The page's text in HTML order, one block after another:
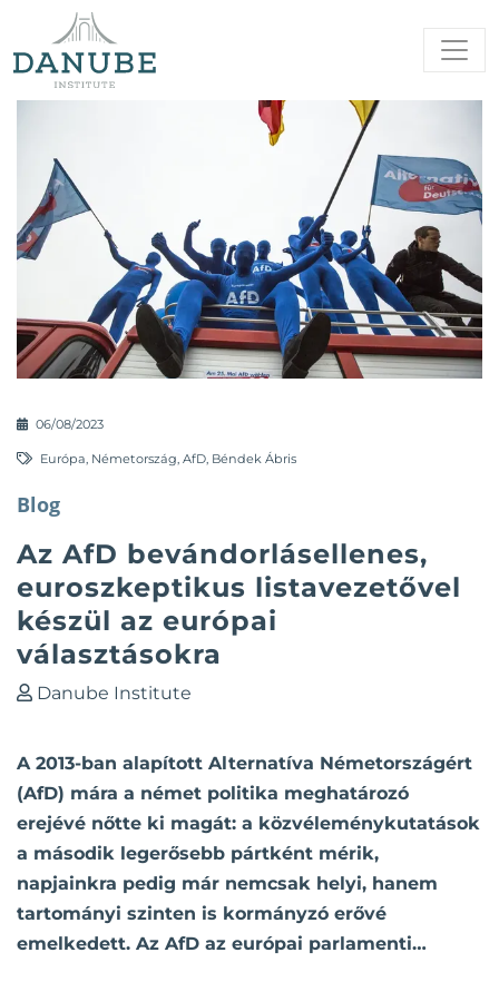
06/08/2023
Európa, Németország, AfD, Béndek Ábris
Blog
Az AfD bevándorlásellenes,
euroszkeptikus listavezetővel
készül az európai
választásokra
Danube Institute
A 2013-ban alapított Alternatíva Németországért
(AfD) mára a német politika meghatározó
erejévé nőtte ki magát: a közvéleménykutatások
a második legerősebb pártként mérik,
napjainkra pedig már nemcsak helyi, hanem
tartományi szinten is kormányzó erővé
emelkedett. Az AfD az európai parlamenti…